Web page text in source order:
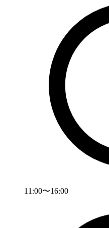
11:00〜16:00